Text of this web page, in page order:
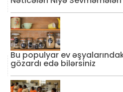
Bu populyar ev
gözardı edə bilərsiniz